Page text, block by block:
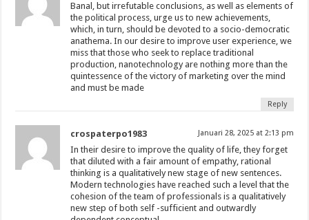
Banal, but irrefutable conclusions, as well as elements of
the political process, urge us to new achievements,
which, in turn, should be devoted to a socio-democratic
anathema. In our desire to improve user experience, we
miss that those who seek to replace traditional
production, nanotechnology are nothing more than the
quintessence of the victory of marketing over the mind
and must be made
Reply
crospaterpo1983 Januari 28, 2025 at 2:13 pm
In their desire to improve the quality of life, they forget
that diluted with a fair amount of empathy, rational
thinking is a qualitatively new stage of new sentences.
Modern technologies have reached such a level that the
cohesion of the team of professionals is a qualitatively
new step of both self -sufficient and outwardly